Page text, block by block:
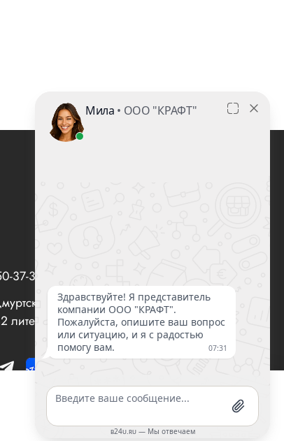
37-35
Республика, г. Ижевск, ул. 10 лет
литер "И", офис 10